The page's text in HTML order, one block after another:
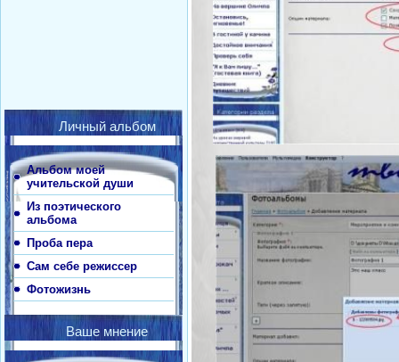
Личный альбом
Альбом моей
учительской души
Из поэтического
альбома
Проба пера
Сам себе режиссер
Фотожизнь
Ваше мнение